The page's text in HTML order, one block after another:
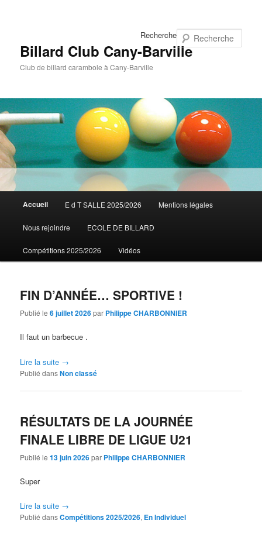
Billard Club Cany-Barville
Club de billard carambole à Cany-Barville
Recherche
principalAller
au
contenu
Aller
au
contenu
Accueil E d T SALLE 2025/2026 Mentions légales
Nous rejoindre ECOLE DE BILLARD
Compétitions 2025/2026 Vidéos
FIN D’ANNÉE… SPORTIVE !
Publié le6 juillet 2026par Philippe CHARBONNIER
Il faut un barbecue .
Lire la suite →
Publié dansNon classé
RÉSULTATS DE LA JOURNÉE
FINALE LIBRE DE LIGUE U21
Publié le13 juin 2026par Philippe CHARBONNIER
Super
Lire la suite →
Publié dansCompétitions 2025/2026, En Individuel